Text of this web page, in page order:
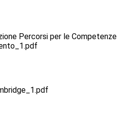
Percorsi per le Competenze